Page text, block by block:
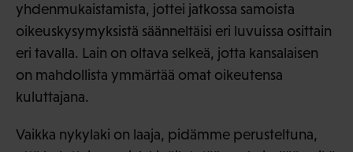
yhdenmukaistamista, jottei jatkossa samoista
oikeuskysymyksistä säänneltäisi eri luvuissa osittain
eri tavalla. Lain on oltava selkeä, jotta kansalaisen
on mahdollista ymmärtää omat oikeutensa
kuluttajana.
Vaikka nykylaki on laaja, pidämme perusteltuna,